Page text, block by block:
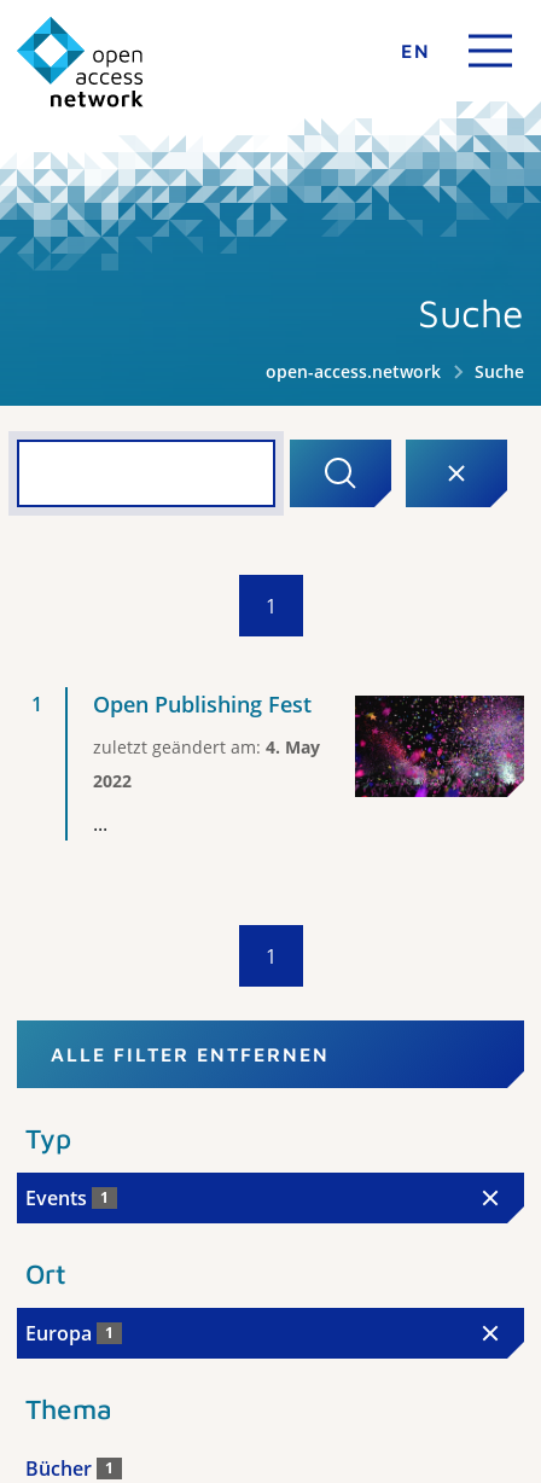
EN
Suche
open-access.network Suche
1
Open Publishing Fest
zuletzt geändert am: 4. May
2022
...
1
ALLE FILTER ENTFERNEN
Typ
Events 1
Ort
Europa 1
Thema
Bücher 1